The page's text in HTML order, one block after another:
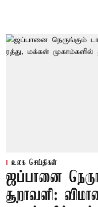
உலக செய்திகள்
ஜப்பானை
சூறாவளி: